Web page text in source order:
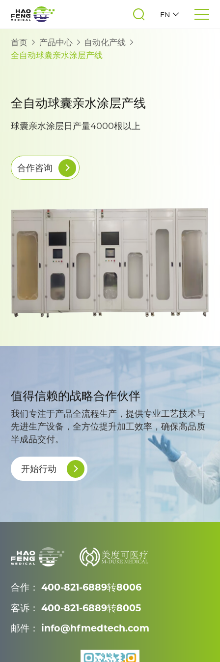
EN
首页 产品中心
自动化产线
全自动球囊亲水涂层产线
全自动球囊亲水涂层产线
球囊亲水涂层日产量4000根以上
合作咨询
值得信赖的战略合作伙伴
我们专注于产品全流程生产，提供专业工艺技术与
先进生产设备，全方位提升加工效率，确保高品质
半成品交付。
开始行动
合作： 400-821-6889转8006
客诉： 400-821-6889转8005
邮件： info@hfmedtech.com